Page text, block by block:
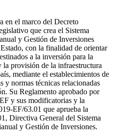
en el marco del Decreto
que crea el Sistema
y Gestión de Inversiones
con la finalidad de orientar
a la inversión para la
la provisión de la infraestructura
mediante el establecimientos de
y normas técnicas relacionadas
Su Reglamento aprobado por
y sus modificatorias y la
EF/63.01 que aprueba la
Directiva General del Sistema
y Gestión de Inversiones.